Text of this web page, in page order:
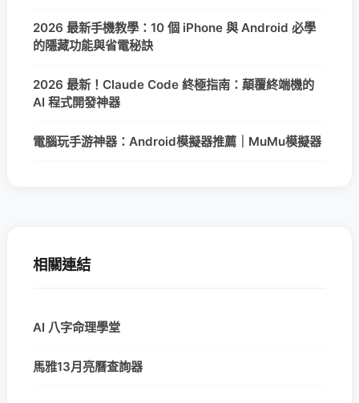
2026 最新手機教學：10 個 iPhone 與 Android 必學
的隱藏功能與省電秘訣
2026 最新！Claude Code 終極指南：顛覆終端機的
AI 程式開發神器
電腦玩手游神器：Android模擬器推薦｜MuMu模擬器
相關連結
AI 八字命理學堂
馬雅13月亮曆查詢器